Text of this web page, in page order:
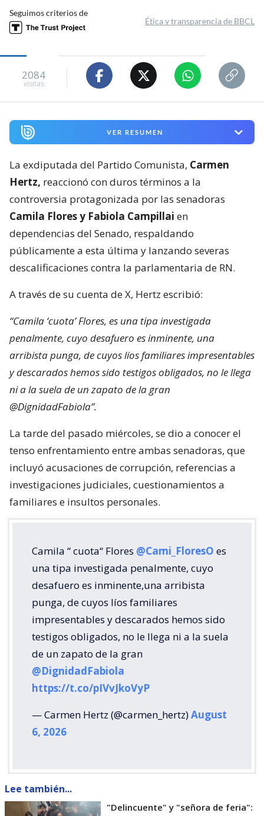
Seguimos criterios de
Ética y transparencia de BBCL
2084
visitas
VER RESUMEN
La exdiputada del Partido Comunista, Carmen
Hertz, reaccionó con duros términos a la
controversia protagonizada por las senadoras
Camila Flores y Fabiola Campillai en
dependencias del Senado, respaldando
públicamente a esta última y lanzando severas
descalificaciones contra la parlamentaria de RN.
A través de su cuenta de X, Hertz escribió:
“Camila ‘cuota’ Flores, es una tipa investigada
penalmente, cuyo desafuero es inminente, una
arribista punga, de cuyos líos familiares impresentables
y descarados hemos sido testigos obligados, no le llega
ni a la suela de un zapato de la gran
@DignidadFabiola”.
La tarde del pasado miércoles, se dio a conocer el
tenso enfrentamiento entre ambas senadoras, que
incluyó acusaciones de corrupción, referencias a
investigaciones judiciales, cuestionamientos a
familiares e insultos personales.
Camila “ cuota“ Flores @Cami_FloresO es
una tipa investigada penalmente, cuyo
desafuero es inminente,una arribista
punga, de cuyos líos familiares
impresentables y descarados hemos sido
testigos obligados, no le llega ni a la suela
de un zapato de la gran
@DignidadFabiola
https://t.co/pIVvJkoVyP
— Carmen Hertz (@carmen_hertz)August
6, 2026
Lee también...
"Delincuente" y "señora de feria":